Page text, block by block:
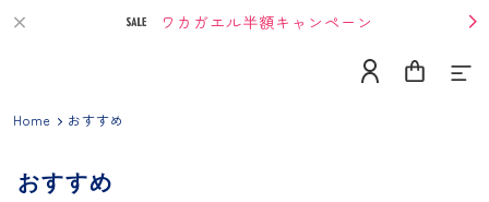
ワカガエル半額キャンペーン
Home おすすめ
おすすめ